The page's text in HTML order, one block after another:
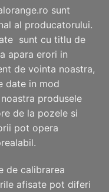
sunt
al producatorului.
sunt cu titlu de
apara erori in
de vointa noastra,
date in mod
produsele
de la pozele si
pot opera
de calibrarea
afisate pot diferi